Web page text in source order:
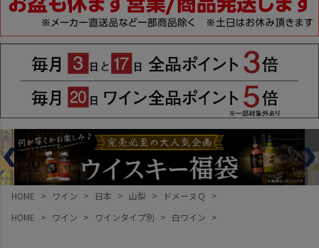
HOME ワイン 日本 山梨
ドメーヌＱ
HOME
ワイン ワインタイプ別 白ワイン